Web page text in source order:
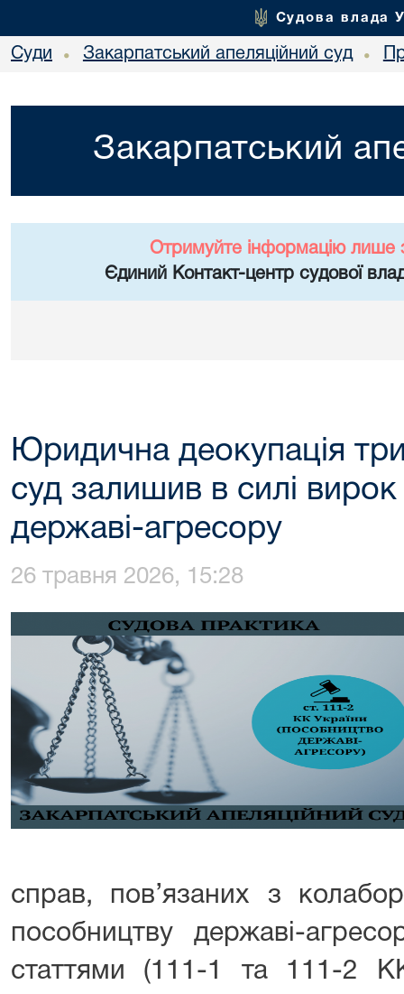
Судова влада
Суди • Закарпатський апеляційний суд •
Закарпатський
Отримуйте інформацію лише
Єдиний Контакт-центр судової
Юридична деокупація
суд залишив в силі
державі-агресору
26 травня 2026, 15:28
справ, пов’язаних з
пособництву державі-
статтями (111-1 та 111-2